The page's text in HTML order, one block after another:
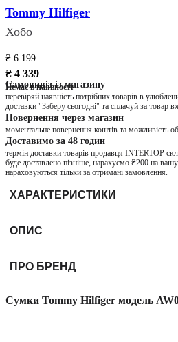
Tommy Hilfiger
Хобо
₴ 6 199
₴ 4 339
Немає в наявності
Самовивіз із магазину
перевіряй наявність потрібних товарів в
доставки "Заберу сьогодні" та сплачуй за товар
Повернення через магазин
моментальне повернення коштів та можливість
Доставимо за 48 годин
термін доставки товарів продавця INTERTOP
буде доставлено пізніше, нарахуємо ₴200 на
нараховуються тільки за отримані замовлення.
ХАРАКТЕРИСТИКИ
ОПИС
ПРО БРЕНД
Сумки Tommy Hilfiger модель